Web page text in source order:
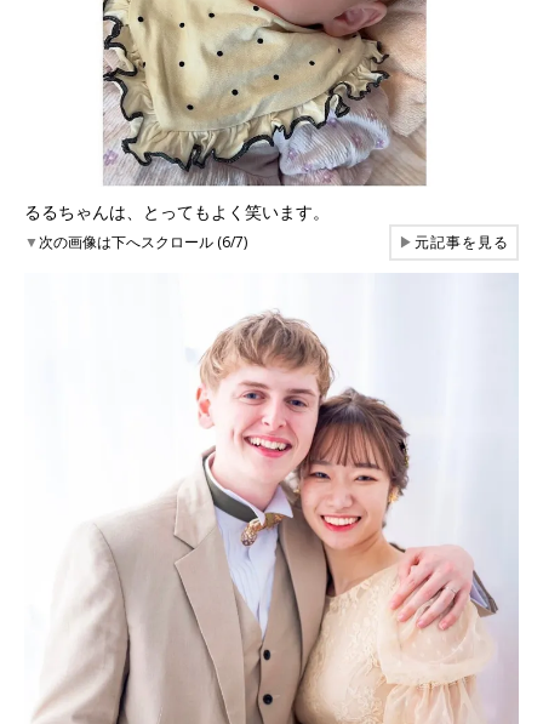
るるちゃんは、とってもよく笑います。
▼次の画像は下へスクロール (6/7) ▶元記事を見る